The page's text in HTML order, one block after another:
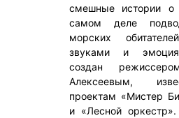
смешные истории
самом деле
морских
звуками и
создан
Алексеевым,
проектам «Мистер
и «Лесной